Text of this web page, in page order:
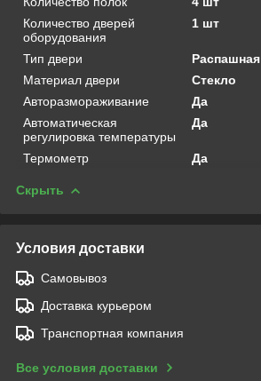
Количество дверей
оборудования
1 шт
Тип двери
Распашная
Материал двери
Стекло
Авторазмораживание
Да
Автоматическая
регулировка температуры
Да
Термометр Да
Скрыть
Условия доставки
Самовывоз
Доставка курьером
Транспортная компания
Все условия доставки